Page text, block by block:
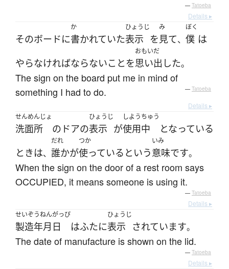
— Tatoeba
Details ▸
そのボードに
か
書かれていた
ひょうじ
表示 を
み
見て、
ぼく
僕 は
やらなければならないことを
おもいだ
思い出した。
The sign on the board put me in mind of
something I had to do.
— Tatoeba
Details ▸
せんめんじょ
洗面所 の ドアの
ひょうじ
表示 が
しよう
使用
ちゅう
中
となっている
ときは、
だれ
誰かが
つか
使っている という
いみ
意味です。
When the sign on the door of a rest room says
OCCUPIED, it means someone is using it.
— Tatoeba
Details ▸
せいぞうねんがっぴ
製造年月日 はふたに
ひょうじ
表示 されています。
The date of manufacture is shown on the lid.
— Tatoeba
Details ▸